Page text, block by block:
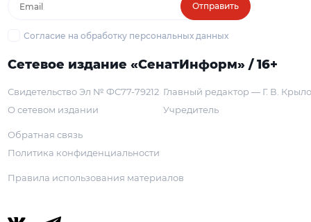
Отправить
Согласие на обработку персональных данных
Сетевое издание «СенатИнформ» / 16+
Свидетельство Эл № ФС77-79212
О сетевом издании
Главный редактор — Г. В.
Учредитель
Обратная связь
Политика конфиденциальности
Правила использования материалов